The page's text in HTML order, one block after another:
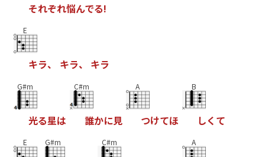
それぞれ悩んでる!
E
キラ、 キラ、 キラ
G#m
光る星は
C#m
誰かに見
A
つけてほ
B
しく て
E G#m C#m A